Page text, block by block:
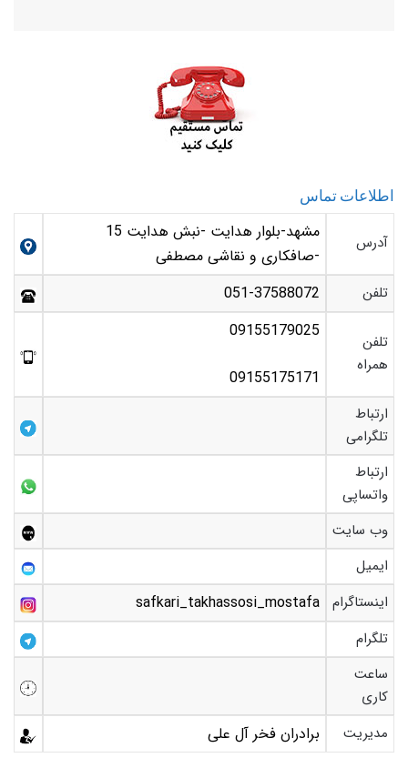
اطلاعات تماس
آدرس
مشهد-بلوار هدایت -نبش هدایت 15
-صافکاری و نقاشی مصطفی
تلفن 051-37588072
تلفن
همراه
09155179025
09155175171
ارتباط
تلگرامی
ارتباط
واتساپی
وب سایت
ایمیل
اینستاگرام safkari_takhassosi_mostafa
تلگرام
ساعت
کاری
مدیریت
برادران فخر آل علی